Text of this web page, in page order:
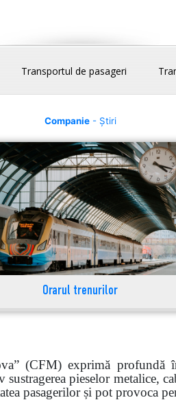
Transportul de pasageri
Companie- Știri
Orarul trenurilor
(CFM) exprimă
pieselor metalice,
pasagerilor și pot provoca